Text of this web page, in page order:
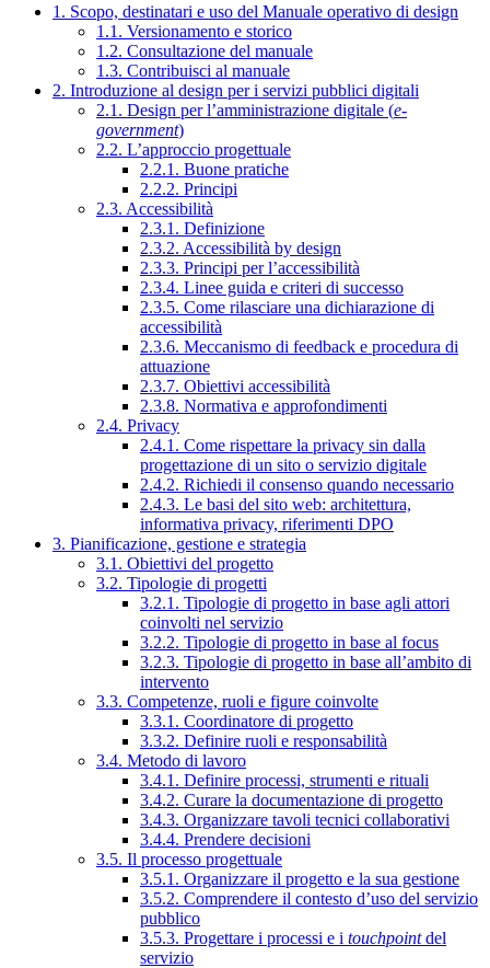
1. Scopo, destinatari e uso del Manuale operativo di design
1.1. Versionamento e storico
1.2. Consultazione del manuale
1.3. Contribuisci al manuale
2. Introduzione al design per i servizi pubblici digitali
2.1. Design per l’amministrazione digitale (e-
government)
2.2. L’approccio progettuale
2.2.1. Buone pratiche
2.2.2. Principi
2.3. Accessibilità
2.3.1. Definizione
2.3.2. Accessibilità by design
2.3.3. Principi per l’accessibilità
2.3.4. Linee guida e criteri di successo
2.3.5. Come rilasciare una dichiarazione di
accessibilità
2.3.6. Meccanismo di feedback e procedura di
attuazione
2.3.7. Obiettivi accessibilità
2.3.8. Normativa e approfondimenti
2.4. Privacy
2.4.1. Come rispettare la privacy sin dalla
progettazione di un sito o servizio digitale
2.4.2. Richiedi il consenso quando necessario
2.4.3. Le basi del sito web: architettura,
informativa privacy, riferimenti DPO
3. Pianificazione, gestione e strategia
3.1. Obiettivi del progetto
3.2. Tipologie di progetti
3.2.1. Tipologie di progetto in base agli attori
coinvolti nel servizio
3.2.2. Tipologie di progetto in base al focus
3.2.3. Tipologie di progetto in base all’ambito di
intervento
3.3. Competenze, ruoli e figure coinvolte
3.3.1. Coordinatore di progetto
3.3.2. Definire ruoli e responsabilità
3.4. Metodo di lavoro
3.4.1. Definire processi, strumenti e rituali
3.4.2. Curare la documentazione di progetto
3.4.3. Organizzare tavoli tecnici collaborativi
3.4.4. Prendere decisioni
3.5. Il processo progettuale
3.5.1. Organizzare il progetto e la sua gestione
3.5.2. Comprendere il contesto d’uso del servizio
pubblico
3.5.3. Progettare i processi e i touchpointdel
servizio